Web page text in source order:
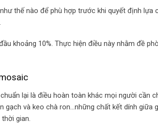
thế nào để phù hợp trước khi quyết định lựa
khoảng 10%. Thực hiện điều này nhằm đề
lại là điều hoàn toàn khác mọi người cần
gạch và keo chà ron…những chất kết dính giữa
gian.